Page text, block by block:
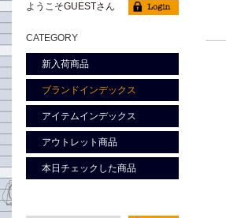
ようこそGUESTさん
CATEGORY
新入荷商品
ブランドインデックス
アイテムインデックス
アウトレット商品
本日チェックした商品